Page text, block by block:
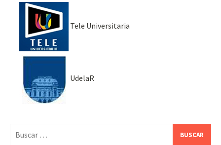
Tele Universitaria
UdelaR